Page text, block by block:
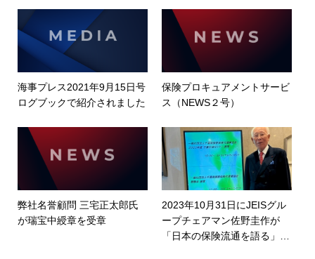
海事プレス2021年9月15日号
ログブックで紹介されました
保険プロキュアメントサービ
ス（NEWS２号）
弊社名誉顧問 三宅正太郎氏
が瑞宝中綬章を受章
2023年10月31日にJEISグル
ープチェアマン佐野圭作が
「日本の保険流通を語る」と